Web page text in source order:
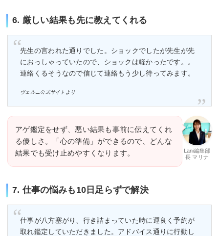
6. 厳しい結果も先に教えてくれる
先生の言われた通りでした。ショックでしたが先生が先
におっしゃっていたので、ショックは軽かったです。。
連絡くるそうなので信じて連絡もう少し待ってみます。
ヴェルニ公式サイトより
Lani編集部
長 マリナ
アゲ鑑定をせず、悪い結果も事前に伝えてくれ
る優しさ。「心の準備」ができるので、どんな
結果でも受け止めやすくなります。
7. 仕事の悩みも10日足らずで解決
仕事が八方塞がり、行き詰まっていた時に運良く予約が
取れ鑑定していただきました。アドバイス通りに行動し